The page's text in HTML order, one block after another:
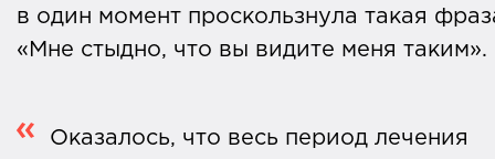
в один момент проскользнула такая
«Мне стыдно, что вы видите меня таким».
Оказалось, что весь период лечения